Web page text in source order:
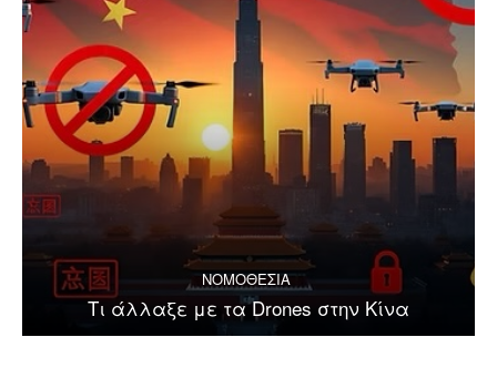
ΝΟΜΟΘΕΣΙΑ
Τι άλλαξε με τα Drones στην Κίνα